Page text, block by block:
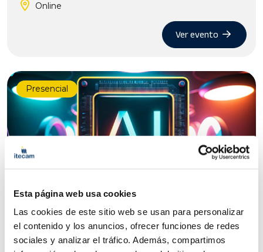
Esta página web usa cookies
Las cookies de este sitio web se usan para personalizar
el contenido y los anuncios, ofrecer funciones de redes
sociales y analizar el tráfico. Además, compartimos
Online
Ver evento
Presencial
Jornada Herramientas de IA para
pequeños negocios (Carrizosa)